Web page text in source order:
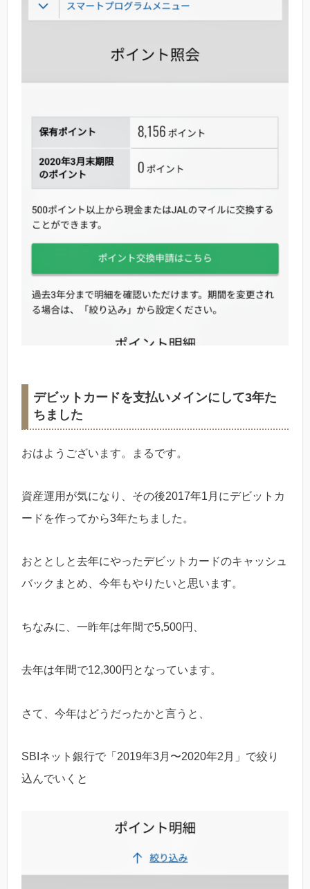
デビットカードを支払いメインにして3年た
ちました
おはようございます。まるです。
資産運用が気になり、その後2017年1月にデビットカ
ードを作ってから3年たちました。
おととしと去年にやったデビットカードのキャッシュ
バックまとめ、今年もやりたいと思います。
ちなみに、一昨年は年間で5,500円、
去年は年間で12,300円となっています。
さて、今年はどうだったかと言うと、
SBIネット銀行で「2019年3月〜2020年2月」で絞り
込んでいくと